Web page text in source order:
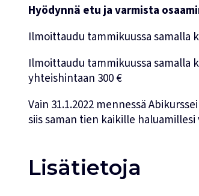
Hyödynnä etu ja varmista
Ilmoittaudu tammikuussa samalla
Ilmoittaudu tammikuussa
yhteishintaan 300 €
Vain 31.1.2022 mennessä
siis saman tien kaikille
Lisätietoja